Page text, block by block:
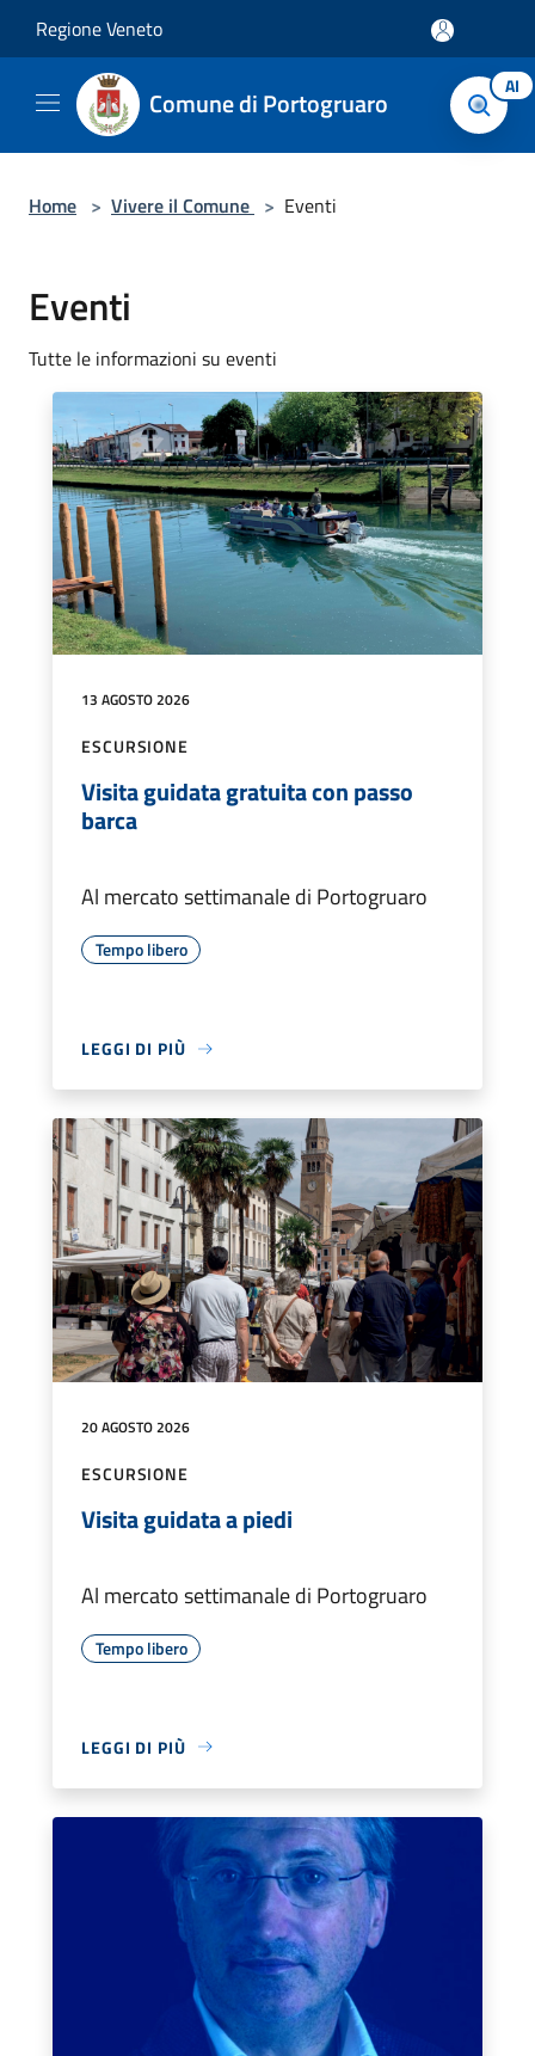
Regione Veneto
Comune di Portogruaro AI
Home > Vivere il Comune > Eventi
Eventi
Tutte le informazioni su eventi
13 AGOSTO 2026
ESCURSIONE
Visita guidata gratuita con passo
barca
Al mercato settimanale di Portogruaro
Tempo libero
LEGGI DI PIÙ
20 AGOSTO 2026
ESCURSIONE
Visita guidata a piedi
Al mercato settimanale di Portogruaro
Tempo libero
LEGGI DI PIÙ